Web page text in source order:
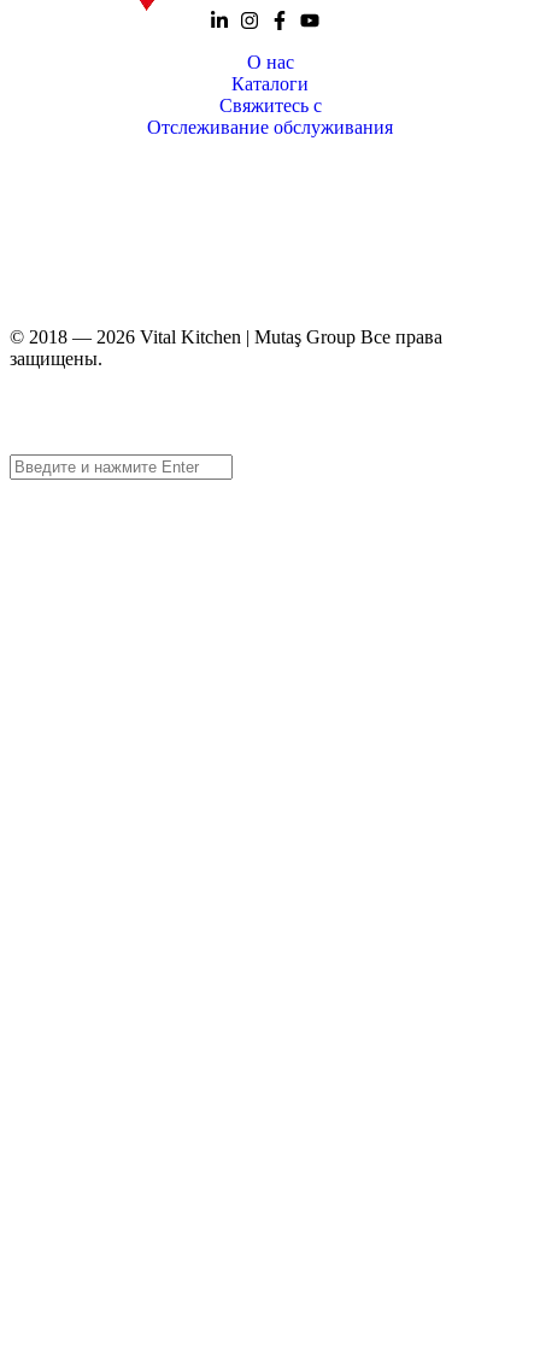
О нас
Каталоги
Свяжитесь с
Отслеживание обслуживания
© 2018 — 2026 Vital Kitchen | Mutaş Group Все права
защищены.